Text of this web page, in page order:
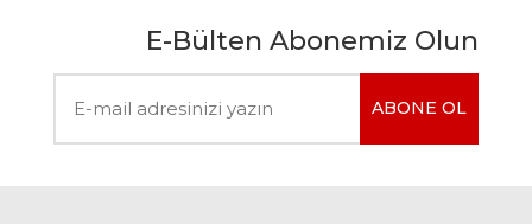
E-Bülten Abonemiz Olun
ABONE OL